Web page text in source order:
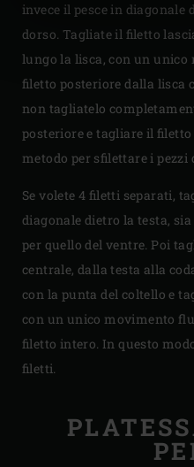
invece il pesce in diagonale
dorso. Tagliate il filetto
lungo la lisca, con un
filetto posteriore dalla lisca
non tagliatelo
posteriore e tagliare il filetto
metodo per sfilettare i pezzi
Se volete 4 filetti separati,
diagonale dietro la testa,
per quello del ventre. Poi
centrale, dalla testa alla
con la punta del coltello e
con un unico movimento
filetto intero. In questo
filetti.